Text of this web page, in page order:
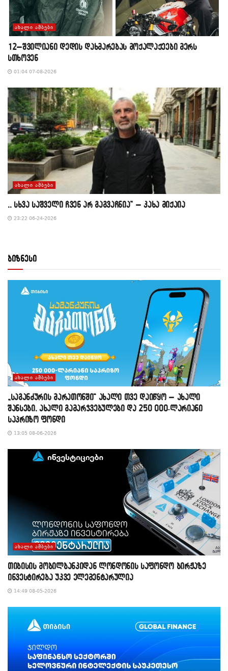
ᲐᲮᲐᲚᲘ ᲐᲛᲑᲔᲑᲘ
12–შვილიანი დედის დახმარებას მოქალაქეები მერს
სთხოვენ
01:04 07-08-2026
ᲐᲮᲐᲚᲘ ᲐᲛᲑᲔᲑᲘ
,, სხვა საშველი ჩვენ არ გაგვაჩნია” – კახა მიქაია
23:22 06-24-2026
ბიზნესი
ᲐᲮᲐᲚᲘ ᲐᲛᲑᲔᲑᲘ
„საგანძურის მარათონში“ ახალი თვე დაიწყო – ახალი
შანსები, ახალი გამარჯვებულები და 250 000-ლარიანი
საპრიზო ფონდი
13:05 08-06-2026
ᲐᲮᲐᲚᲘ ᲐᲛᲑᲔᲑᲘ
თიბისის მობილბანკიდან ლონდონის საფონდო ბირჟაზე
ინვესტირება უკვე ელემენტარულია
14:49 08-05-2026